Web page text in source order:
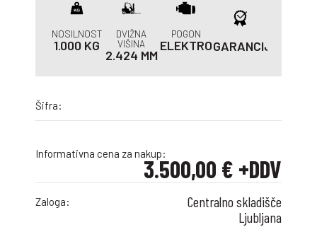
NOSILNOST
1.000 KG
DVIŽNA
VIŠINA
2.424 MM
POGON
ELEKTROGARANCIJA
Šifra:
Informativna cena za nakup:
3.500,00 € +DDV
Zaloga:
Centralno skladišče
Ljubljana